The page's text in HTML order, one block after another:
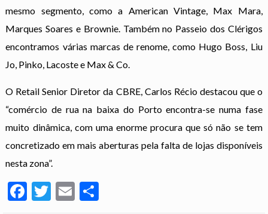
mesmo segmento, como a American Vintage, Max Mara,
Marques Soares e Brownie. Também no Passeio dos Clérigos
encontramos várias marcas de renome, como Hugo Boss, Liu
Jo, Pinko, Lacoste e Max & Co.
O Retail Senior Diretor da CBRE, Carlos Récio destacou que o
“comércio de rua na baixa do Porto encontra-se numa fase
muito dinâmica, com uma enorme procura que só não se tem
concretizado em mais aberturas pela falta de lojas disponíveis
nesta zona”.
Facebook
Twitter
Email